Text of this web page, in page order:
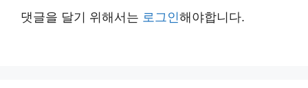
댓글을 달기 위해서는 로그인해야합니다.